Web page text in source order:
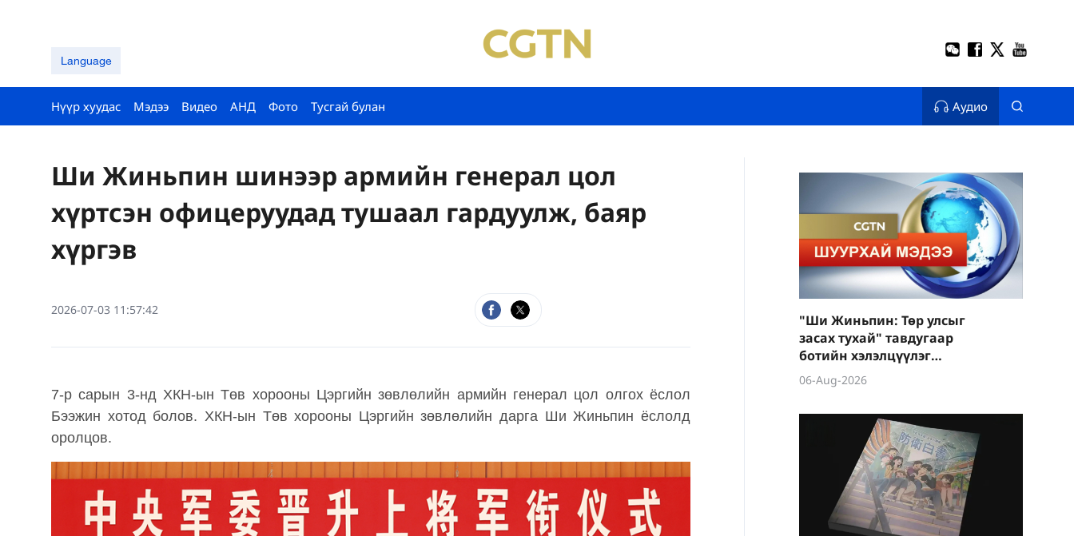
Language
Нүүр хуудас Мэдээ Видео АНД Фото Тусгай булан Аудио
Ши Жиньпин шинээр армийн генерал цол
хүртсэн офицеруудад тушаал гардуулж, баяр
хүргэв
2026-07-03 11:57:42
7-р сарын 3-нд ХКН-ын Төв хорооны Цэргийн зөвлөлийн армийн генерал цол олгох ёслол
Бээжин хотод болов. ХКН-ын Төв хорооны Цэргийн зөвлөлийн дарга Ши Жиньпин ёслолд
оролцов.
"Ши Жиньпин: Төр улсыг
засах тухай" тавдугаар
ботийн хэлэлцүүлэг
боллоо
06-Aug-2026